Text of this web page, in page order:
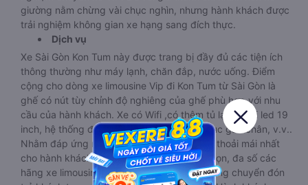
giường nằm chừng vài chục nghìn, nhưng hành khách được
trải nghiệm không gian xe hạng sang đích thực.
Dịch vụ
Xe Sài Gòn Kon Tum này được trang bị đầy đủ các tiện ích
thông thường như máy lạnh, chăn đắp, nước uống. Điểm
cộng cho dòng xe limousine Vip đi Kon Tum từ Sài Gòn là
ghế có nút tùy chỉnh độ nghiêng của ghế phù hợp với nhu
cầu của hành khách. Xe có Wifi ,có thêm tủ lạnh, ti vi led 19
inch, hệ thống đèn chiếu sáng đọc sách, bục gác chân, v.v..
Nhằm đáp ứng mọi nhu cầu và mang lại sự thoải mái nhất
cho hành khách. Cũng với kích thước nhỏ gọn, đa số các
hãng xe limousine đi Kon Tum đều hỗ trợ trung chuyển đón